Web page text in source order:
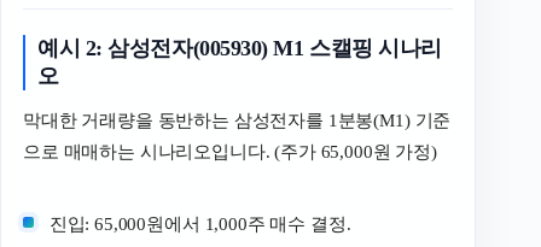
예시 2: 삼성전자(005930) M1 스캘핑 시나리
오
막대한 거래량을 동반하는 삼성전자를 1분봉(M1) 기준
으로 매매하는 시나리오입니다. (주가 65,000원 가정)
진입: 65,000원에서 1,000주 매수 결정.